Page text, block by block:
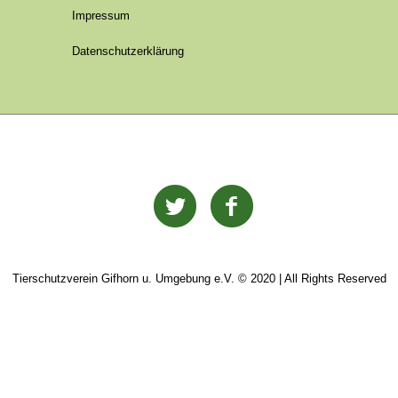
Impressum
Datenschutzerklärung
Tierschutzverein Gifhorn u. Umgebung e.V. © 2020 | All Rights Reserved